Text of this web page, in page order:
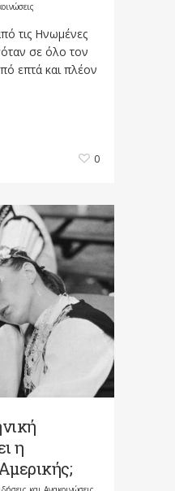
τις Ηνωμένες
σε όλο τον
επτά και πλέον
0
η